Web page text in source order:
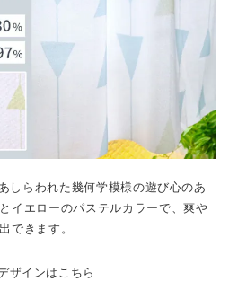
しらわれた幾何学模様の遊び心のあ
イエローのパステルカラーで、爽や
できます。
ザインはこちら